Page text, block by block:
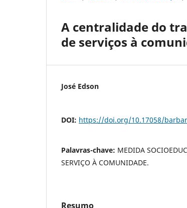
A centralidade do
de serviços à
José Edson
DOI: https://doi.org/10.17058/
Palavras-chave: MEDIDA
SERVIÇO À COMUNIDADE.
Resumo